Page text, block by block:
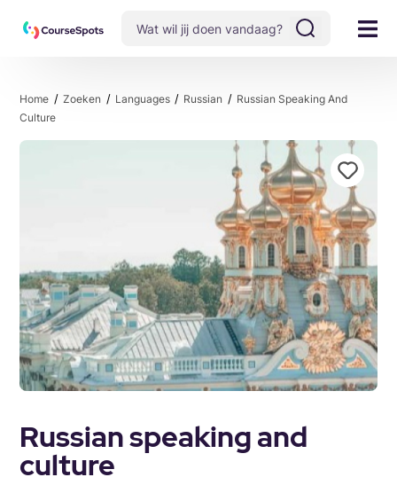
Home Zoeken Languages Russian
Russian Speaking And
Culture
Russian speaking and
culture